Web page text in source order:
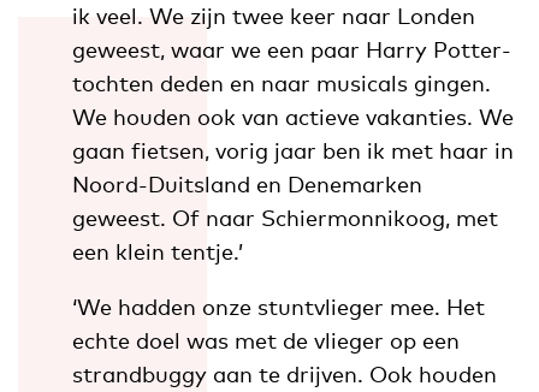
ik veel. We zijn twee keer naar Londen
geweest, waar we een paar Harry Potter-
tochten deden en naar musicals gingen.
We houden ook van actieve vakanties. We
gaan fietsen, vorig jaar ben ik met haar in
Noord-Duitsland en Denemarken
geweest. Of naar Schiermonnikoog, met
een klein tentje.’
‘We hadden onze stuntvlieger mee. Het
echte doel was met de vlieger op een
strandbuggy aan te drijven. Ook houden